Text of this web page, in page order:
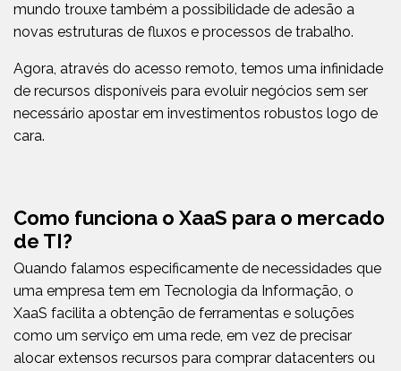
mundo trouxe também a possibilidade de adesão a
novas estruturas de fluxos e processos de trabalho.
Agora, através do acesso remoto, temos uma infinidade
de recursos disponíveis para evoluir negócios sem ser
necessário apostar em investimentos robustos logo de
cara.
Como funciona o XaaS para o mercado
de TI?
Quando falamos especificamente de necessidades que
uma empresa tem em Tecnologia da Informação, o
XaaS facilita a obtenção de ferramentas e soluções
como um serviço em uma rede, em vez de precisar
alocar extensos recursos para comprar datacenters ou